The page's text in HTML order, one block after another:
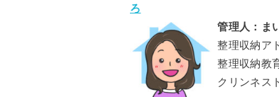
ろ
管理人：ま
整理収納ア
整理収納教
クリンネス